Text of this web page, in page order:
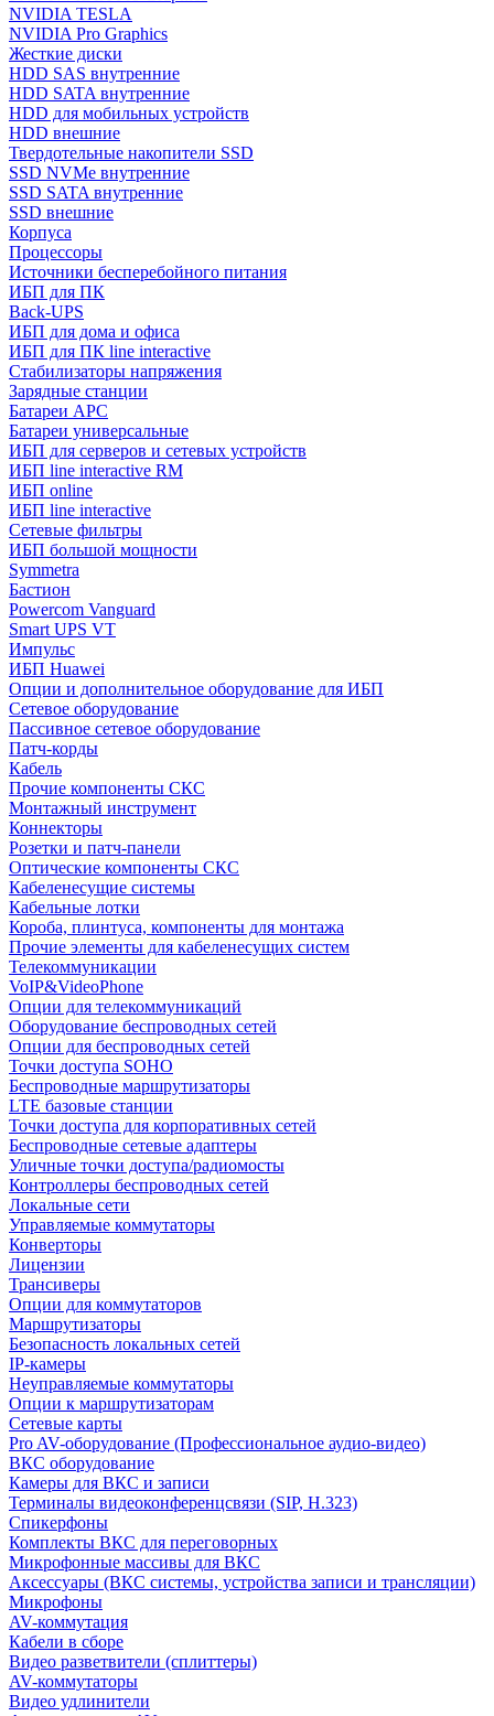
NVIDIA TESLA
NVIDIA Pro Graphics
Жесткие диски
HDD SAS внутренние
HDD SATA внутренние
HDD для мобильных устройств
HDD внешние
Твердотельные накопители SSD
SSD NVMe внутренние
SSD SATA внутренние
SSD внешние
Корпуса
Процессоры
Источники бесперебойного питания
ИБП для ПК
Back-UPS
ИБП для дома и офиса
ИБП для ПК linе interactive
Стабилизаторы напряжения
Зарядные станции
Батареи APC
Батареи универсальные
ИБП для серверов и сетевых устройств
ИБП line interactive RM
ИБП online
ИБП linе interactive
Сетевые фильтры
ИБП большой мощности
Symmetra
Бастион
Powercom Vanguard
Smart UPS VT
Импульс
ИБП Huawei
Опции и дополнительное оборудование для ИБП
Сетевое оборудование
Пассивное сетевое оборудование
Патч-корды
Кабель
Прочие компоненты СКС
Монтажный инструмент
Коннекторы
Розетки и патч-панели
Оптические компоненты СКС
Кабеленесущие системы
Кабельные лотки
Короба, плинтуса, компоненты для монтажа
Прочие элементы для кабеленесущих систем
Телекоммуникации
VoIP&VideoPhone
Опции для телекоммуникаций
Оборудование беспроводных сетей
Опции для беспроводных сетей
Точки доступа SOHO
Беспроводные маршрутизаторы
LTE базовые станции
Точки доступа для корпоративных сетей
Беспроводные сетевые адаптеры
Уличные точки доступа/радиомосты
Контроллеры беспроводных сетей
Локальные сети
Управляемые коммутаторы
Конверторы
Лицензии
Трансиверы
Опции для коммутаторов
Маршрутизаторы
Безопасность локальных сетей
IP-камеры
Неуправляемые коммутаторы
Опции к маршрутизаторам
Сетевые карты
Pro AV-оборудование (Профессиональное аудио-видео)
ВКС оборудование
Камеры для ВКС и записи
Терминалы видеоконференцсвязи (SIP, H.323)
Спикерфоны
Комплекты ВКС для переговорных
Микрофонные массивы для ВКС
Аксессуары (ВКС системы, устройства записи и трансляции)
Микрофоны
AV-коммутация
Кабели в сборе
Видео разветвители (сплиттеры)
AV-коммутаторы
Видео удлинители